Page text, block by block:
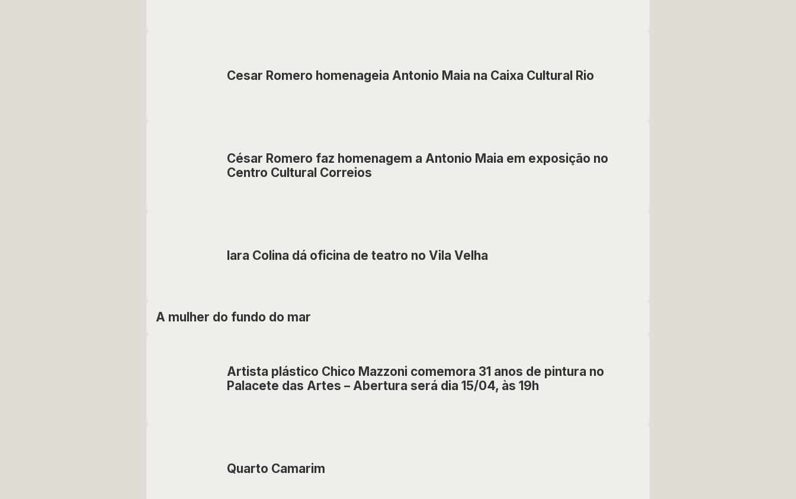
Cesar Romero homenageia Antonio Maia na Caixa Cultural Rio
César Romero faz homenagem a Antonio Maia em exposição no
Centro Cultural Correios
Iara Colina dá oficina de teatro no Vila Velha
A mulher do fundo do mar
Artista plástico Chico Mazzoni comemora 31 anos de pintura no
Palacete das Artes – Abertura será dia 15/04, às 19h
Quarto Camarim